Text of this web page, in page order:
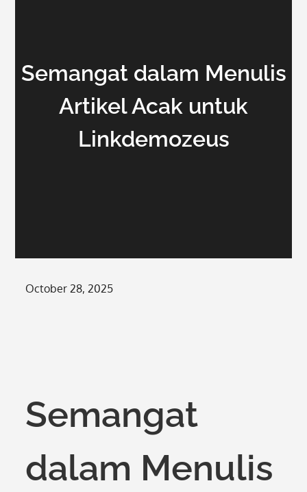
Semangat dalam Menulis
Artikel Acak untuk
Linkdemozeus
Posted
October 28, 2025
Semangat
dalam Menulis